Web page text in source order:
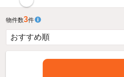
物件数3件